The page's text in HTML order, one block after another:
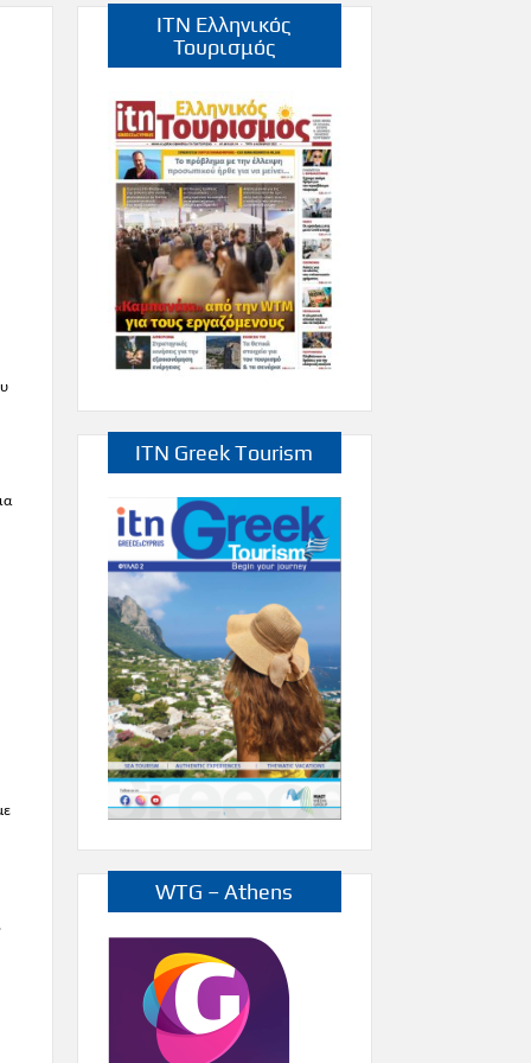
ITN Ελληνικός
Τουρισμός
ITN Greek Tourism
WTG – Athens